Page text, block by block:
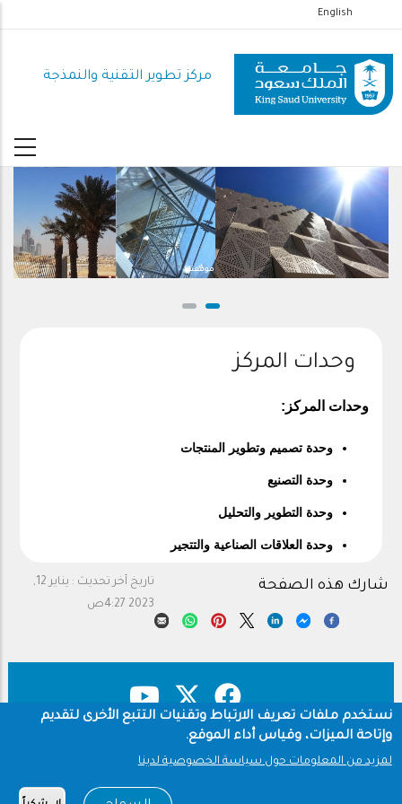
إلى
المحتوى
الرئيسي
English
مركز تطوير التقنية والنمذجة
موقعنا
وحدات المركز
وحدات المركز:
وحدة تصميم وتطوير المنتجات
وحدة التصنيع
وحدة التطوير والتحليل
وحدة العلاقات الصناعية والتتجير
تاريخ آخر تحديث :
يناير 12,
2023 4:27ص
شارك هذه الصفحة
Footer
نستخدم ملفات تعريف الارتباط وتقنيات التتبع الأخرى لتقديم
وإتاحة الميزات، وقياس أداء الموقع.
لمزيد من المعلومات حول سياسة الخصوصية لدينا